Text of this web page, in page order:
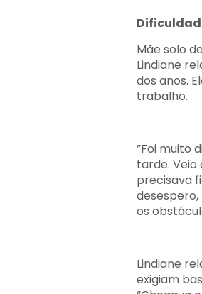
Mãe solo
Lindiane
dos anos.
trabalho.
”Foi muito
tarde. Veio
precisava
os
Lindiane
exigiam